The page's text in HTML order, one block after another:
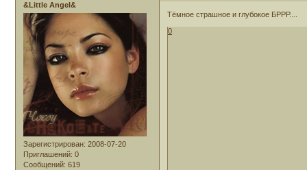
&Little Angel&
Зарегистрирован: 2008-07-20
Приглашений: 0
Сообщений: 619
Тёмное страшное и глубокое БРРР....
0